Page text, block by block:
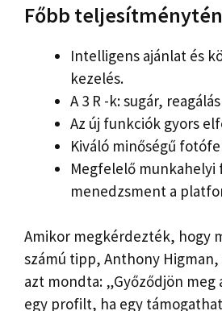
Főbb
Intelligens ajánlat és
kezelés.
A 3 R -k: sugár,
Az új funkciók gyors
Kiváló minőségű
Megfelelő munkahelyi
menedzsment a
Amikor megkérdezték, hogy
számú tipp, Anthony Higman,
azt mondta: „Győződjön
egy profilt, ha egy